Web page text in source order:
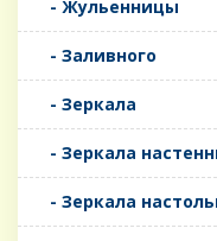
- Жульенницы
- Заливного
- Зеркала
- Зеркала
- Зеркала